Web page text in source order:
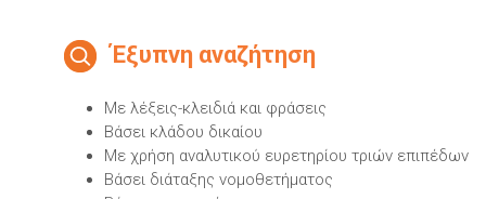
Έξυπνη αναζήτηση
Με λέξεις-κλειδιά και φράσεις
Βάσει κλάδου δικαίου
Με χρήση αναλυτικού ευρετηρίου τριών επιπέδων
Βάσει διάταξης νομοθετήματος